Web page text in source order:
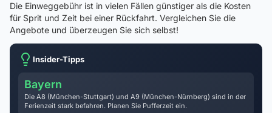
Die Einweggebühr ist in vielen Fällen günstiger als die Kosten
für Sprit und Zeit bei einer Rückfahrt. Vergleichen Sie die
Angebote und überzeugen Sie sich selbst!
Insider-Tipps
Bayern
Die A8 (München-Stuttgart) und A9 (München-Nürnberg) sind in der
Ferienzeit stark befahren. Planen Sie Pufferzeit ein.